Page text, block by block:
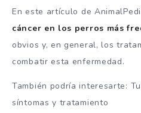
En este artículo de
cáncer en los perros más
obvios y, en general, los
combatir esta enfermedad.
También podría interesarte:
síntomas y tratamiento